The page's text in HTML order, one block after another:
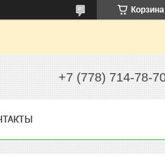
Корзина
+7 (778) 714-78-